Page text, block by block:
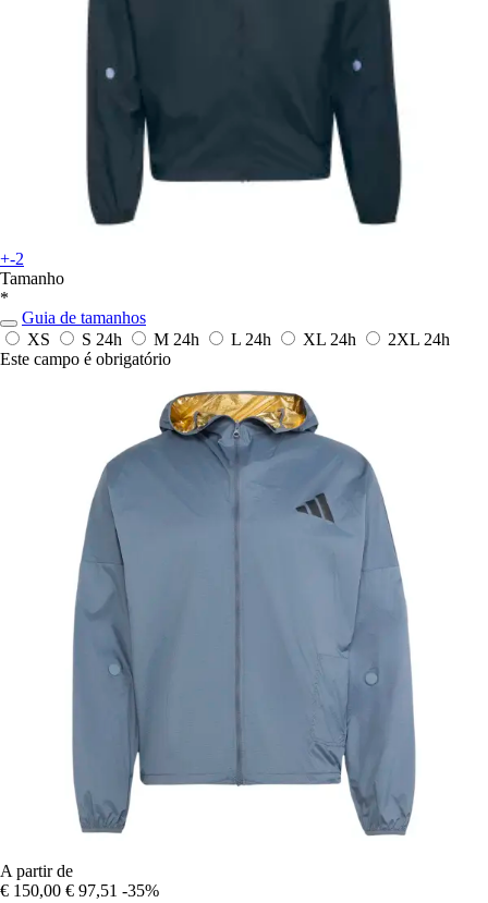
+-2
Tamanho
*
Guia de tamanhos
XS
S 24h M 24h L 24h XL 24h 2XL 24h
Este campo é obrigatório
A partir de
€ 150,00 € 97,51 -35%